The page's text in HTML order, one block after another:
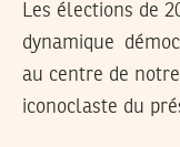
Les élections de
dynamique
au centre de
iconoclaste du